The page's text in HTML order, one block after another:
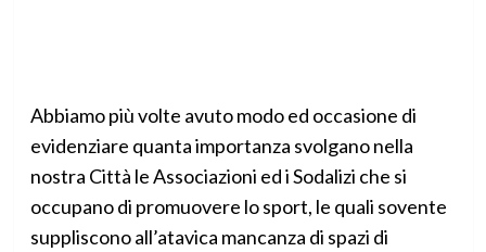
Abbiamo più volte avuto modo ed occasione di
evidenziare quanta importanza svolgano nella
nostra Città le Associazioni ed i Sodalizi che si
occupano di promuovere lo sport, le quali sovente
suppliscono all’atavica mancanza di spazi di